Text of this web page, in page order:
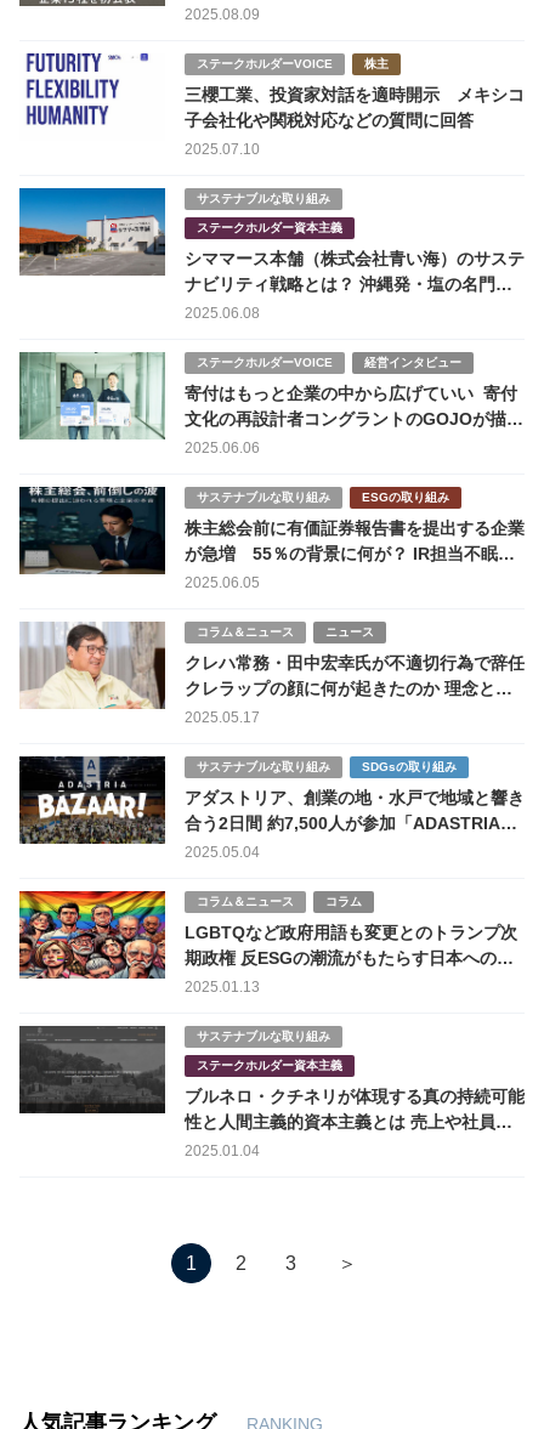
書発刊企業もリストに
2025.08.09
ステークホルダーVOICE 株主
三櫻工業、投資家対話を適時開示 メキシコ
子会社化や関税対応などの質問に回答
2025.07.10
サステナブルな取り組み
ステークホルダー資本主義
シママース本舗（株式会社青い海）のサステ
ナビリティ戦略とは？ 沖縄発・塩の名門企
業がLCAを武器に描く次の50年
2025.06.08
ステークホルダーVOICE 経営インタビュー
寄付はもっと企業の中から広げていい 寄付
文化の再設計者コングラントのGOJOが描
く、企業価値向上につながる「従業員寄付」
2025.06.06
サステナブルな取り組み ESGの取り組み
株主総会前に有価証券報告書を提出する企業
が急増 55％の背景に何が？ IR担当不眠物
語
2025.06.05
コラム＆ニュース ニュース
クレハ常務・田中宏幸氏が不適切行為で辞任
クレラップの顔に何が起きたのか 理念と現
実、組織の課題
2025.05.17
サステナブルな取り組み SDGsの取り組み
アダストリア、創業の地・水戸で地域と響き
合う2日間 約7,500人が参加「ADASTRIA
BAZAAR！2025」開催
2025.05.04
コラム＆ニュース コラム
LGBTQなど政府用語も変更とのトランプ次
期政権 反ESGの潮流がもたらす日本への影
響
2025.01.13
サステナブルな取り組み
ステークホルダー資本主義
ブルネロ・クチネリが体現する真の持続可能
性と人間主義的資本主義とは 売上や社員数
の伸び
2025.01.04
1 2 3 ＞
人気記事ランキング RANKING